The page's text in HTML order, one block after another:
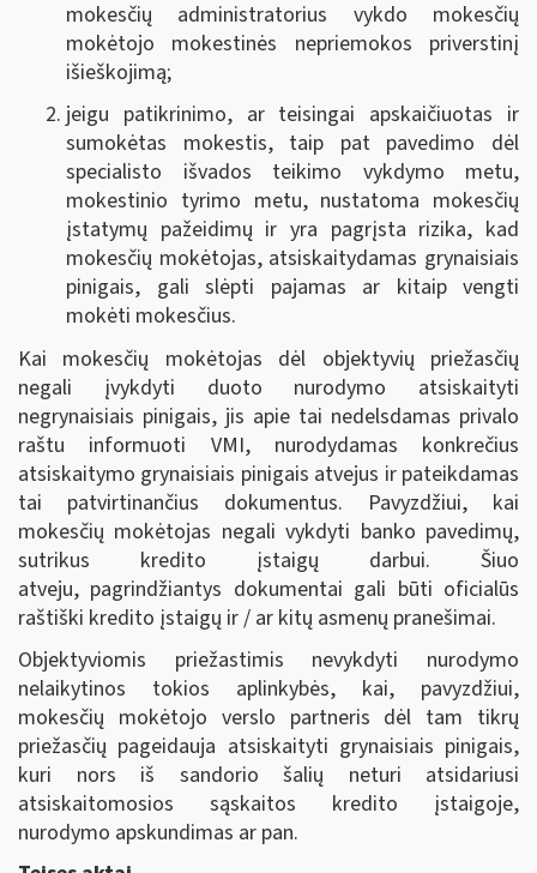
mokesčių administratorius vykdo mokesčių
mokėtojo mokestinės nepriemokos priverstinį
išieškojimą;
jeigu patikrinimo, ar teisingai apskaičiuotas ir
sumokėtas mokestis, taip pat pavedimo dėl
specialisto išvados teikimo vykdymo metu,
mokestinio tyrimo metu, nustatoma mokesčių
įstatymų pažeidimų ir yra pagrįsta rizika, kad
mokesčių mokėtojas, atsiskaitydamas grynaisiais
pinigais, gali slėpti pajamas ar kitaip vengti
mokėti mokesčius.
Kai mokesčių mokėtojas dėl objektyvių priežasčių
negali įvykdyti duoto nurodymo atsiskaityti
negrynaisiais pinigais, jis apie tai nedelsdamas privalo
raštu informuoti VMI, nurodydamas konkrečius
atsiskaitymo grynaisiais pinigais atvejus ir pateikdamas
tai patvirtinančius dokumentus. Pavyzdžiui, kai
mokesčių mokėtojas negali vykdyti banko pavedimų,
sutrikus kredito įstaigų darbui. Šiuo
atveju, pagrindžiantys dokumentai gali būti oficialūs
raštiški kredito įstaigų ir / ar kitų asmenų pranešimai.
Objektyviomis priežastimis nevykdyti nurodymo
nelaikytinos tokios aplinkybės, kai, pavyzdžiui,
mokesčių mokėtojo verslo partneris dėl tam tikrų
priežasčių pageidauja atsiskaityti grynaisiais pinigais,
kuri nors iš sandorio šalių neturi atsidariusi
atsiskaitomosios sąskaitos kredito įstaigoje,
nurodymo apskundimas ar pan.